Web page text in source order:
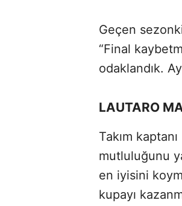
Geçen
“Final
odaklandık.
LAUTARO
Takım
mutluluğunu
en iyisini
kupayı